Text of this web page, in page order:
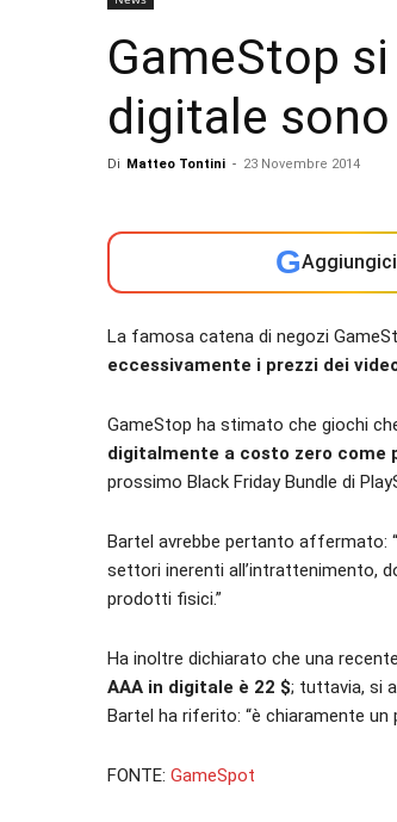
GameStop
digitale
Di Matteo Tontini - 23 Novembre 2014
G
La famosa catena di negozi
eccessivamente i prezzi dei
GameStop ha stimato che giochi
digitalmente a costo zero come
prossimo Black Friday Bundle di
Bartel avrebbe pertanto affermato:
settori inerenti all’intrattenimento,
prodotti fisici.”
Ha inoltre dichiarato che una
AAA in digitale è 22 $; tuttavia, si
Bartel ha riferito: “è chiaramente
FONTE: GameSpot